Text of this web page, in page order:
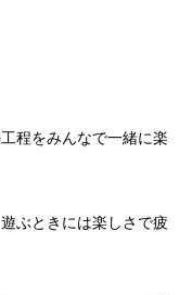
程をみんなで一緒に楽
ぶときには楽しさで疲